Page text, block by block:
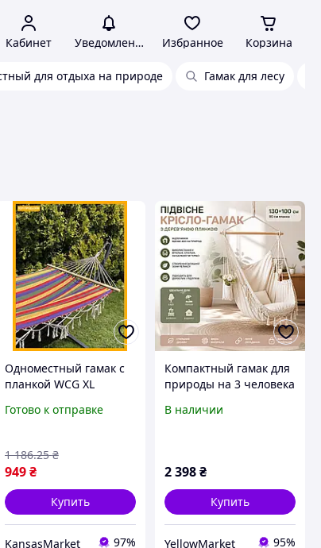
Кабинет Уведомления Избранное Корзина
для отдыха на природе Гамак для лесу
Одноместный гамак с
планкой WCG XL
взрослых тканевый
природе
Готово к отправке
949 ₴
1 186.25 ₴
Купить
KansasMarket 97%
Компактный гамак для
природы на 3 человека
Туристический гамак
Гамак 3 месный
В наличии
2 398₴
Купить
YellowMarket 95%